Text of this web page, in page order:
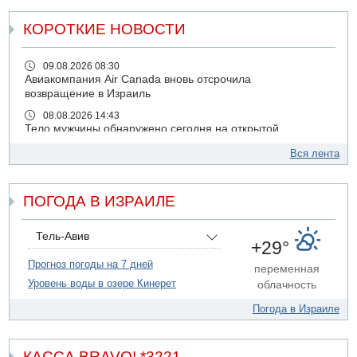
КОРОТКИЕ НОВОСТИ
09.08.2026 08:30
Авиакомпания Air Canada вновь отсрочила
возвращение в Израиль
08.08.2026 14:43
Тело мужчины обнаружено сегодня на открытой
08.08.2026 11:02
07.08.2026 20:41
Ynet: "Хизбалла" запустила БПЛА со взрывчаткой по
силам ЦАХАЛ
ДТП в Ашдоде: тяжело ранены двое маленьких детей
Вся лента
ПОГОДА В ИЗРАИЛЕ
Тель-Авив
Прогноз погоды на 7 дней
Уровень воды в озере Кинерет
+29°
переменная
облачность
Погода в Израиле